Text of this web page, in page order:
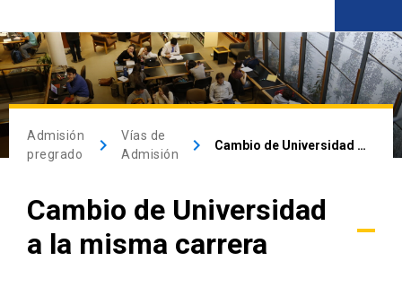
Inicio
Carreras de pregrado
Vías de Admisión arrow_drop_down
Conoce la UC
Financiamiento y Matrícula
Admisión
pregrado
keyboard_arrow_right
Vías de
Admisión
keyboard_arrow_right Cambio de Universidad a la misma carrera
Cambio de Universidad
a la misma carrera